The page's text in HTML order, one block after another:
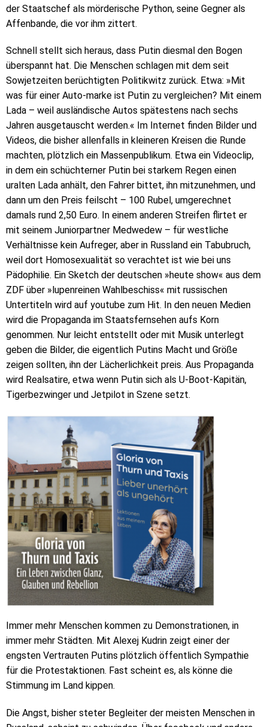
der Staatschef als mörderische Python, seine Gegner als
Affenbande, die vor ihm zittert.
Schnell stellt sich heraus, dass Putin diesmal den Bogen
überspannt hat. Die Menschen schlagen mit dem seit
Sowjetzeiten berüchtigten Politikwitz zurück. Etwa: »Mit
was für einer Auto-marke ist Putin zu vergleichen? Mit einem
Lada – weil ausländische Autos spätestens nach sechs
Jahren ausgetauscht werden.« Im Internet finden Bilder und
Videos, die bisher allenfalls in kleineren Kreisen die Runde
machten, plötzlich ein Massenpublikum. Etwa ein Videoclip,
in dem ein schüchterner Putin bei starkem Regen einen
uralten Lada anhält, den Fahrer bittet, ihn mitzunehmen, und
dann um den Preis feilscht – 100 Rubel, umgerechnet
damals rund 2,50 Euro. In einem anderen Streifen flirtet er
mit seinem Juniorpartner Medwedew – für westliche
Verhältnisse kein Aufreger, aber in Russland ein Tabubruch,
weil dort Homosexualität so verachtet ist wie bei uns
Pädophilie. Ein Sketch der deutschen »heute show« aus dem
ZDF über »lupenreinen Wahlbeschiss« mit russischen
Untertiteln wird auf youtube zum Hit. In den neuen Medien
wird die Propaganda im Staatsfernsehen aufs Korn
genommen. Nur leicht entstellt oder mit Musik unterlegt
geben die Bilder, die eigentlich Putins Macht und Größe
zeigen sollten, ihn der Lächerlichkeit preis. Aus Propaganda
wird Realsatire, etwa wenn Putin sich als U-Boot-Kapitän,
Tigerbezwinger und Jetpilot in Szene setzt.
Immer mehr Menschen kommen zu Demonstrationen, in
immer mehr Städten. Mit Alexej Kudrin zeigt einer der
engsten Vertrauten Putins plötzlich öffentlich Sympathie
für die Protestaktionen. Fast scheint es, als könne die
Stimmung im Land kippen.
Die Angst, bisher steter Begleiter der meisten Menschen in